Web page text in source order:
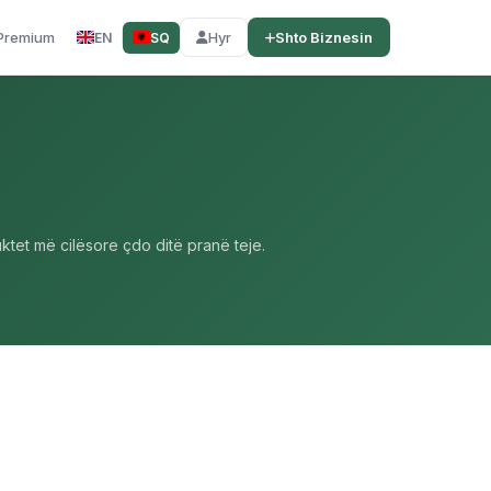
EN SQ Hyr Shto Biznesin
më cilësore çdo ditë pranë teje.